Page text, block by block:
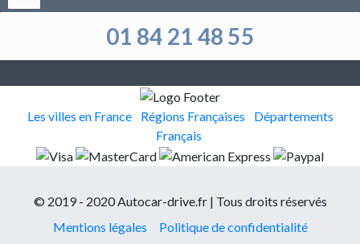
01 84 21 48 55
Les villes en France Régions Françaises
Départements
Français
© 2019 - 2020 Autocar-drive.fr | Tous droits réservés
Mentions légales
Politique de confidentialité